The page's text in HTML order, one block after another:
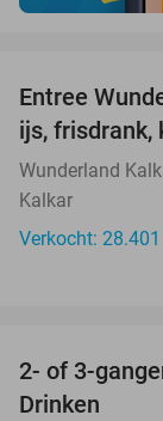
Entree
ijs, frisdrank,
Wunderland
Kalkar
Verkocht: 28.401
2- of 3-
Drinken